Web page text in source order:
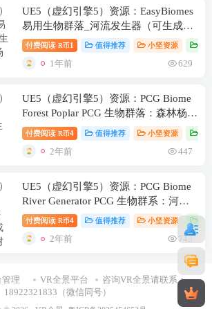
UE5（虚幻引擎5）资源：EasyBiomes
易用生物群落_河流发生器（可生成电
影级场景）
付费阅读 R币1 值得推荐 小坚资源
1年前 629
UE5（虚幻引擎5）资源：PCG Biome
Forest Poplar PCG 生物群落：森林杨树
（互动树叶、树木、风力系统、自然）
【推荐】
付费阅读 R币4 值得推荐 小坚资源
2年前 447
UE5（虚幻引擎5）资源：PCG Biome
River Generator PCG 生物群系：河流
生成器（交互式树叶、树木、水、风力
系统）
付费阅读 R币4 值得推荐 小坚资源 虚
2年前 743
管理 VR全景平台
咨询VR全景请联系：
18922321833（微信同号）